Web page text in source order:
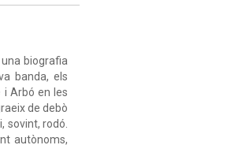
biografia
banda, els
i Arbó en les
de debò
sovint, rodó.
autònoms,